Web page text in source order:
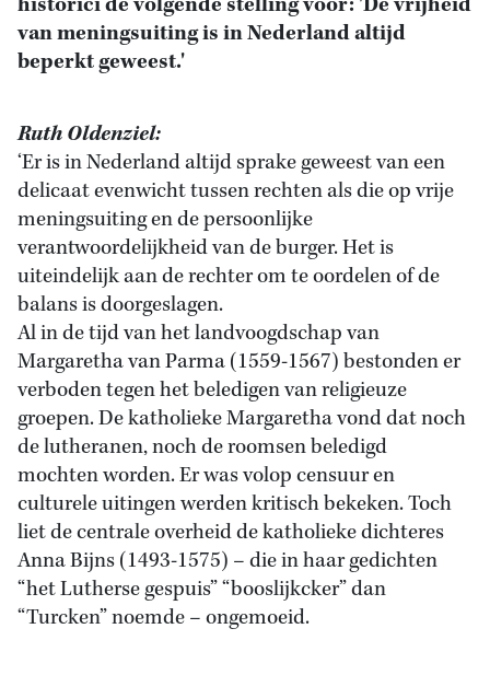
van meningsuiting is in Nederland altijd
beperkt geweest.'
Ruth Oldenziel:
‘Er is in Nederland altijd sprake geweest van een
delicaat evenwicht tussen rechten als die op vrije
meningsuiting en de persoonlijke
verantwoordelijkheid van de burger. Het is
uiteindelijk aan de rechter om te oordelen of de
balans is doorgeslagen.
Al in de tijd van het landvoogdschap van
Margaretha van Parma (1559-1567) bestonden er
verboden tegen het beledigen van religieuze
groepen. De katholieke Margaretha vond dat noch
de lutheranen, noch de roomsen beledigd
mochten worden. Er was volop censuur en
culturele uitingen werden kritisch bekeken. Toch
liet de centrale overheid de katholieke dichteres
Anna Bijns (1493-1575) – die in haar gedichten
“het Lutherse gespuis” “booslijkcker” dan
“Turcken” noemde – ongemoeid.